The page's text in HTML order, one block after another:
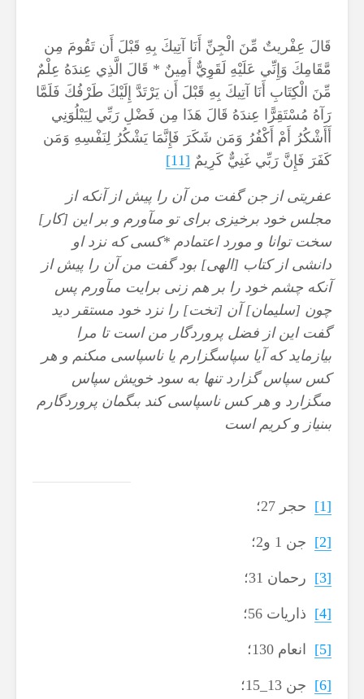
قَالَ عِفْريتٌ مِّنَ الْجِنِّ أَنَا آتِيكَ بِهِ قَبْلَ أَن تَقُومَ مِن
مَّقَامِكَ وَإِنِّي عَلَيْهِ لَقَوِيٌّ أَمِينٌ * قَالَ الَّذِي عِندَهُ عِلْمٌ
مِّنَ الْكِتَابِ أَنَا آتِيكَ بِهِ قَبْلَ أَن يَرْتَدَّ إِلَيْكَ طَرْفُكَ فَلَمَّا
رَآهُ مُسْتَقِرًّا عِندَهُ قَالَ هَذَا مِن فَضْلِ رَبِّي لِيَبْلُوَنِي
أَأَشْكُرُ أَمْ أَكْفُرُ وَمَن شَكَرَ فَإِنَّمَا يَشْكُرُ لِنَفْسِهِ وَمَن
كَفَرَ فَإِنَّ رَبِّي غَنِيٌّ كَرِيمٌ [11]
عفريتى از جن گفت من آن را پيش از آنكه از
مجلس خود برخيزى براى تو مى‏آورم و بر اين [كار]
سخت توانا و مورد اعتمادم *كسى كه نزد او
دانشى از كتاب [الهى] بود گفت من آن را پيش از
آنكه چشم خود را بر هم زنى برايت مى‏آورم پس
چون [سليمان] آن [تخت] را نزد خود مستقر ديد
گفت اين از فضل پروردگار من است تا مرا
بيازمايد كه آيا سپاسگزارم يا ناسپاسى مى‏كنم و هر
كس سپاس گزارد تنها به سود خويش سپاس
مى‏گزارد و هر كس ناسپاسى كند بى‏گمان پروردگارم
بى‏نياز و كريم است
[1] حجر 27؛
[2] جن 1 و2؛
[3] رحمان 31؛
[4] ذاریات 56؛
[5] انعام 130؛
[6] جن 13_15؛